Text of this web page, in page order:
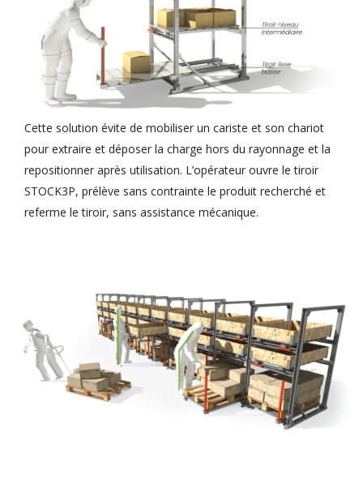
Cette solution évite de mobiliser un cariste et son chariot
pour extraire et déposer la charge hors du rayonnage et la
repositionner après utilisation. L’opérateur ouvre le tiroir
STOCK3P, prélève sans contrainte le produit recherché et
referme le tiroir, sans assistance mécanique.